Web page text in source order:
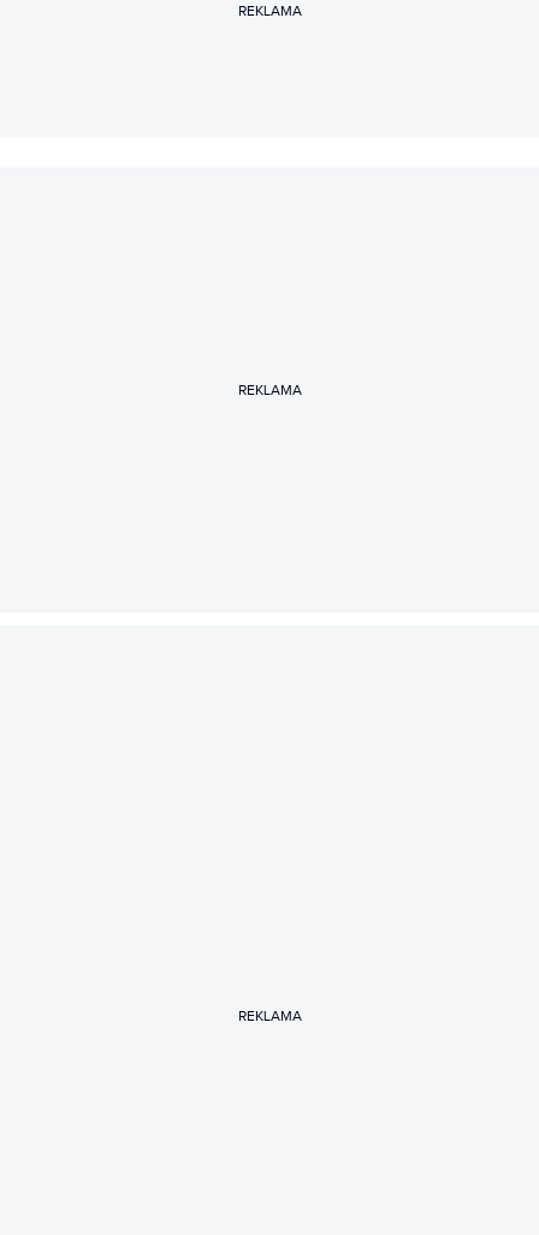
REKLAMA
REKLAMA
REKLAMA